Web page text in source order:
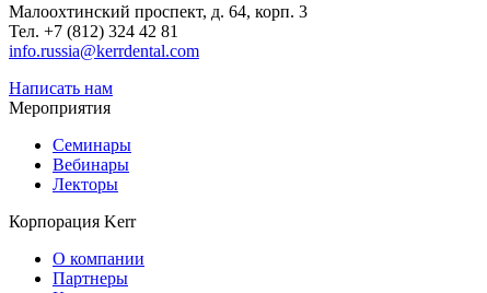
Малоохтинский проспект, д. 64, корп. 3
Тел. +7 (812) 324 42 81
info.russia@kerrdental.com
Написать нам
Мероприятия
Семинары
Вебинары
Лекторы
Корпорация Kerr
О компании
Партнеры